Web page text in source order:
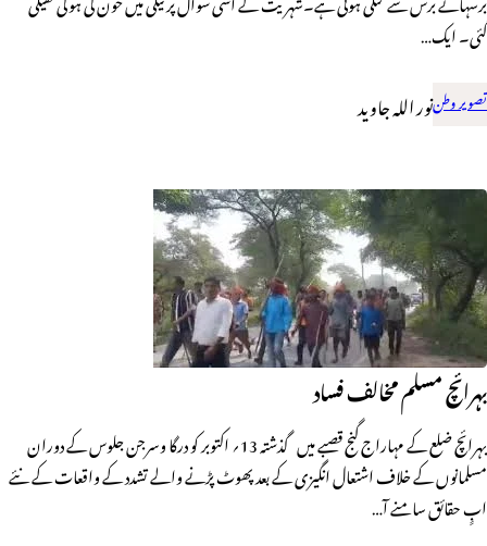
گئی۔ ایک…
تصویر وطننور اللہ جاوید
بہرائچ مسلم مخالف فساد
بہرائچ ضلع کے مہاراج گنج قصبے میں گذشتہ 13؍ اکتوبر کو درگا وسرجن جلوس کے دوران
مسلمانوں کے خلاف اشتعال انگیزی کے بعد پھوٹ پڑنے والے تشدد کے واقعات کے نئے
ابٍ حقائق سامنے آ…